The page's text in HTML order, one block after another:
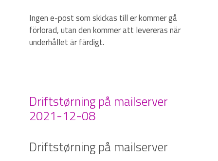
Ingen e-post som skickas till er kommer gå
förlorad, utan den kommer att levereras när
underhållet är färdigt.
Driftstørning på mailserver
2021-12-08
Driftstørning på mailserver